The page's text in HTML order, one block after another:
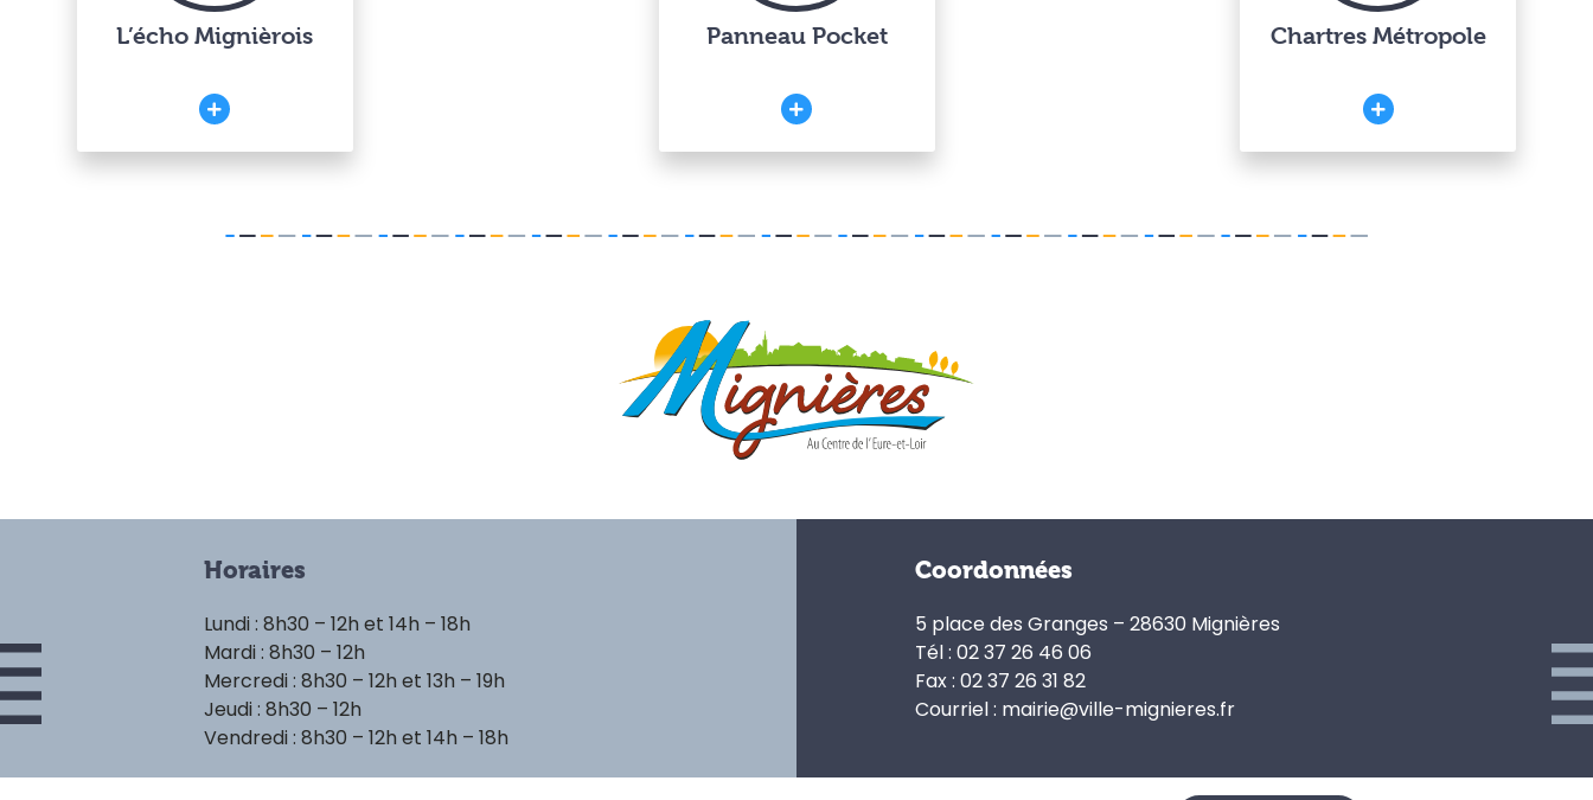
L’écho Mignièrois Panneau Pocket Chartres Métropole
Horaires
Lundi : 8h30 – 12h et 14h – 18h
Mardi : 8h30 – 12h
Mercredi : 8h30 – 12h et 13h – 19h
Jeudi : 8h30 – 12h
Vendredi : 8h30 – 12h et 14h – 18h
Coordonnées
5 place des Granges – 28630 Mignières
Tél : 02 37 26 46 06
Fax : 02 37 26 31 82
Courriel : mairie@ville-mignieres.fr